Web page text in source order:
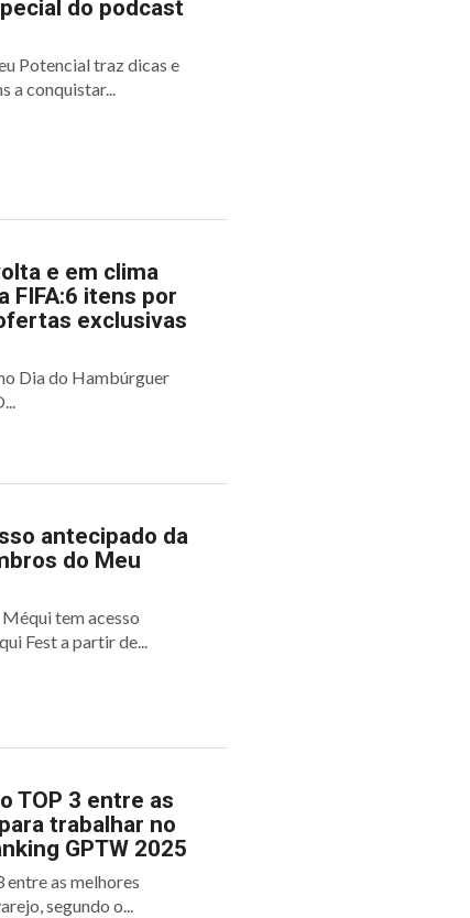
do podcast
Potencial traz dicas e
a conquistar...
e em clima
FIFA:6 itens por
exclusivas
Dia do Hambúrguer
antecipado da
do Meu
tem acesso
Fest a partir de...
TOP 3 entre as
trabalhar no
GPTW 2025
as melhores
segundo o...